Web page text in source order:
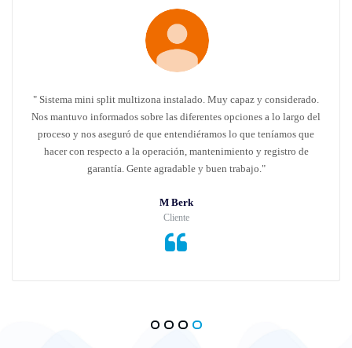
" Sistema mini split multizona instalado. Muy capaz y considerado.
Nos mantuvo informados sobre las diferentes opciones a lo largo del
proceso y nos aseguró de que entendiéramos lo que teníamos que
hacer con respecto a la operación, mantenimiento y registro de
garantía. Gente agradable y buen trabajo."
M Berk
Cliente